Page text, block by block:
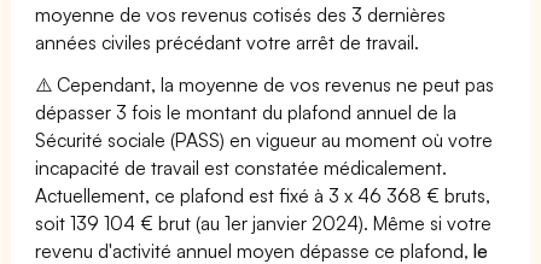
moyenne de vos revenus cotisés des 3 dernières
années civiles précédant votre arrêt de travail.
⚠️ Cependant, la moyenne de vos revenus ne peut pas
dépasser 3 fois le montant du plafond annuel de la
Sécurité sociale (PASS) en vigueur au moment où votre
incapacité de travail est constatée médicalement.
Actuellement, ce plafond est fixé à 3 x 46 368 € bruts,
soit 139 104 € brut (au 1er janvier 2024). Même si votre
revenu d'activité annuel moyen dépasse ce plafond,le